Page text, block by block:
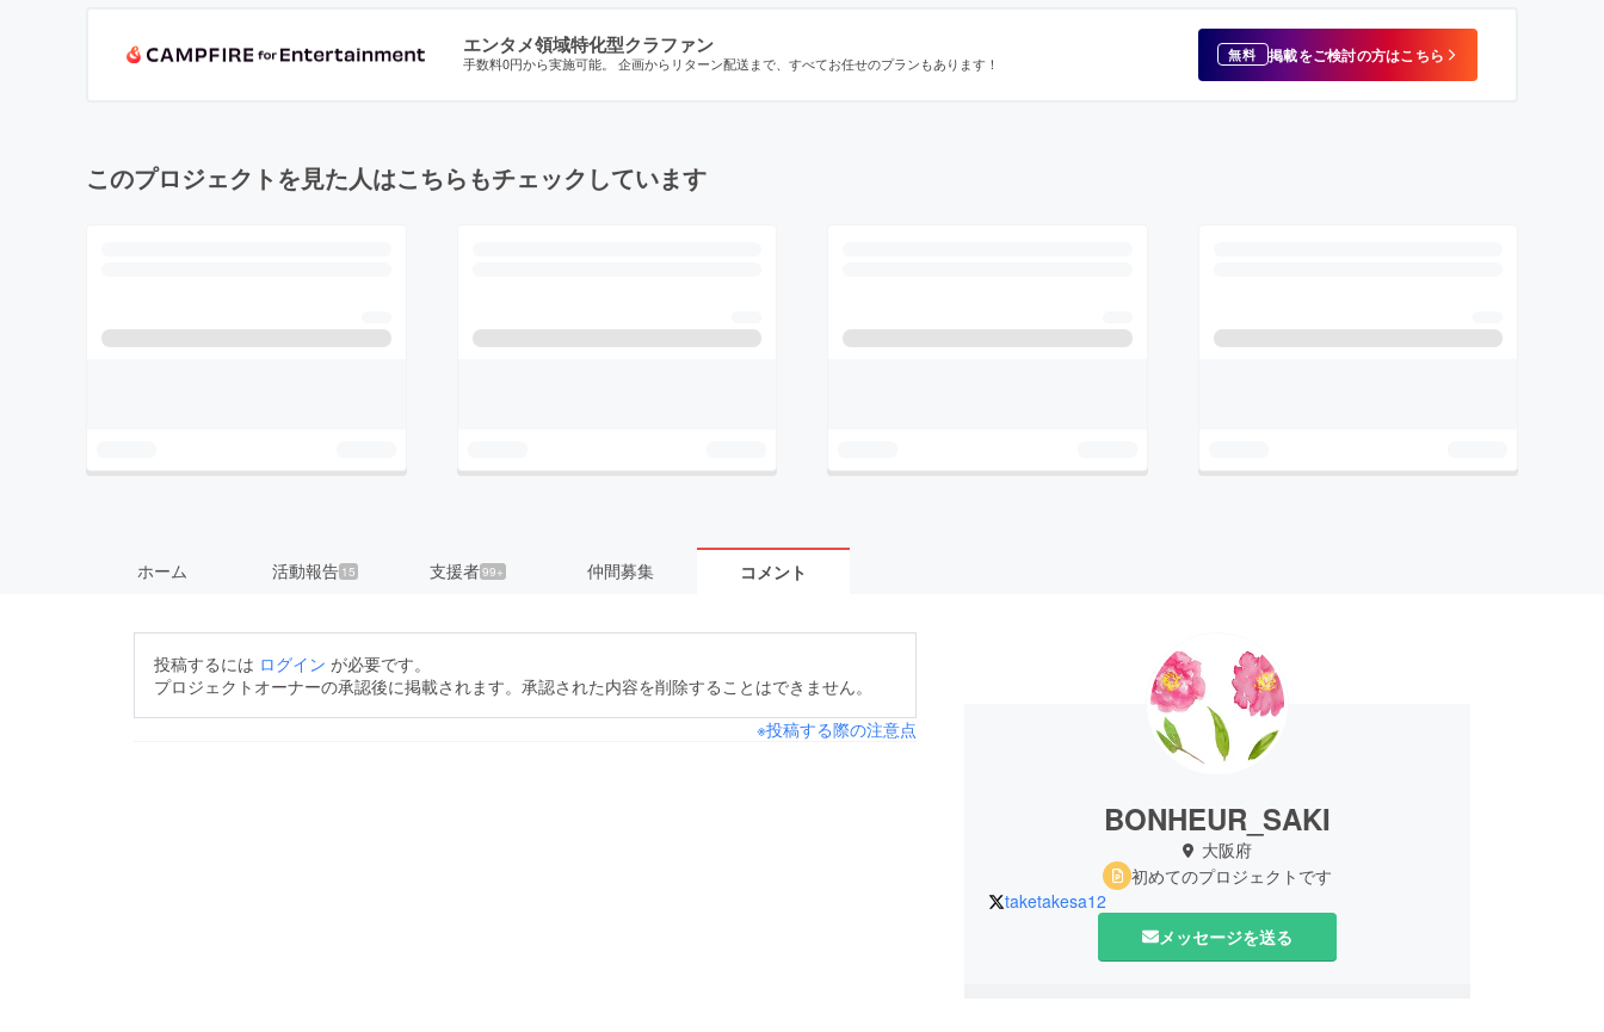
エンタメ領域特化型クラファン
手数料0円から実施可能。 企画からリターン配送まで、すべてお任せのプランもあります！ 無料 掲載をご検討の方はこちら
このプロジェクトを見た人はこちらもチェックしています
ホーム 活動報告 15 支援者99+ 仲間募集 コメント
投稿するには ログイン が必要です。
プロジェクトオーナーの承認後に掲載されます。承認された内容を削除することはできません。
※投稿する際の注意点
BONHEUR_SAKI
大阪府
初めてのプロジェクトです
taketakesa12
メッセージを送る